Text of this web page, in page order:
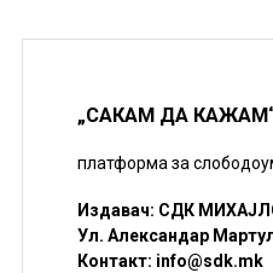
„САКАМ ДА
платформа за
Издавач: СДК
Ул. Александар
Контакт: info@sdk.mk